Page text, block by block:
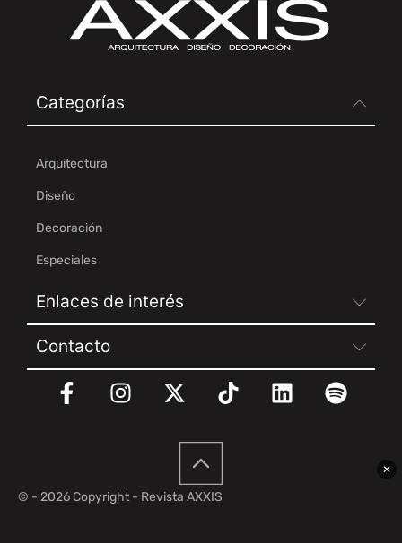
✕
Categorías
Arquitectura
Diseño
Decoración
Especiales
Enlaces de interés
Contacto
© - 2026 Copyright - Revista AXXIS